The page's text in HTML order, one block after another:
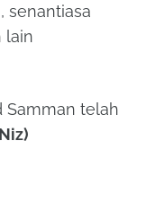
senantiasa
lain
Samman telah